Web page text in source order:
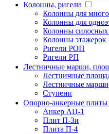
Колонны, ригели
Колонны для
Колонны для
Колонны силосных
Колонны этажерок
Ригели РОП
Ригели РП
Лестничные марши,
Лестничные
Лестничные марши
Ступени
Опорно-анкерные плиты
Анкер АЦ-1
Плит П-3и
Плита П-4